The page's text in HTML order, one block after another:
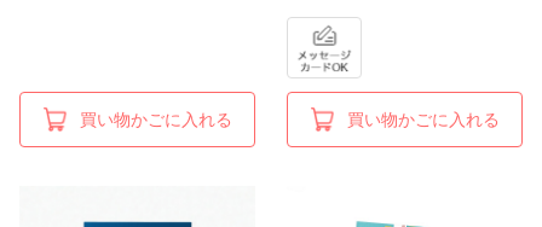
買い物かごに入れる 買い物かごに入れる